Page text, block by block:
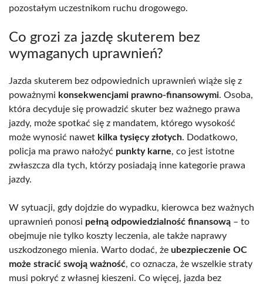
pozostałym uczestnikom ruchu drogowego.
Co grozi za jazdę skuterem bez
wymaganych uprawnień?
Jazda skuterem bez odpowiednich uprawnień wiąże się z
poważnymi konsekwencjami prawno-finansowymi. Osoba,
która decyduje się prowadzić skuter bez ważnego prawa
jazdy, może spotkać się z mandatem, którego wysokość
może wynosić nawet kilka tysięcy złotych. Dodatkowo,
policja ma prawo nałożyć punkty karne, co jest istotne
zwłaszcza dla tych, którzy posiadają inne kategorie prawa
jazdy.
W sytuacji, gdy dojdzie do wypadku, kierowca bez ważnych
uprawnień ponosi pełną odpowiedzialność finansową – to
obejmuje nie tylko koszty leczenia, ale także naprawy
uszkodzonego mienia. Warto dodać, że ubezpieczenie OC
może stracić swoją ważność, co oznacza, że wszelkie straty
musi pokryć z własnej kieszeni. Co więcej, jazda bez